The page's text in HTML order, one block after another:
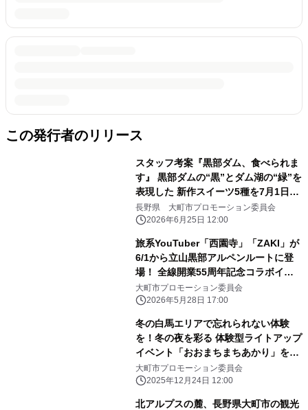
この発行者のリリース
スタッフ考案『黒部ダム、食べられま
す』 黒部ダムの“黒”とダム湖の“緑”を
表現した 新作スイーツ5種を7月1日よ
り販売開始
長野県 大町市プロモーション委員会
2026年6月25日 12:00
旅系YouTuber「西園寺」「ZAKI」が
6/1から立山黒部アルペンルートに登
場！ 全線開業55周年記念コラボイベ
ント開催
大町市プロモーション委員会
2026年5月28日 17:00
冬の白馬エリアで忘れられない体験
を！冬の夜を彩る 体験型ライトアップ
イベント「おおまちまちあかり」を実
施
大町市プロモーション委員会
2025年12月24日 12:00
北アルプスの麓、長野県大町市の観光